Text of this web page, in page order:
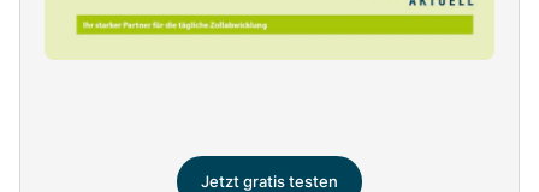
Jetzt gratis testen